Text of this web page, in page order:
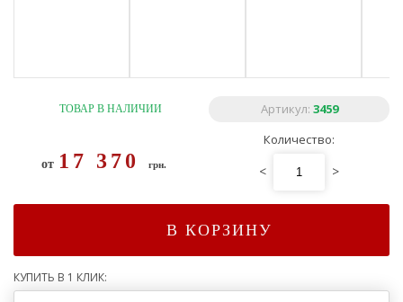
ТОВАР В НАЛИЧИИ Артикул: 3459
от 17 370 грн.
Количество:
< >
В КОРЗИНУ
КУПИТЬ В 1 КЛИК: